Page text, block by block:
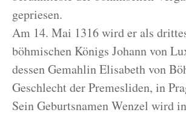
gepriesen.
Am 14. Mai 1316 wird er als
böhmischen Königs Johann von
dessen Gemahlin Elisabeth von
Geschlecht der Premesliden, in
Sein Geburtsnamen Wenzel wird